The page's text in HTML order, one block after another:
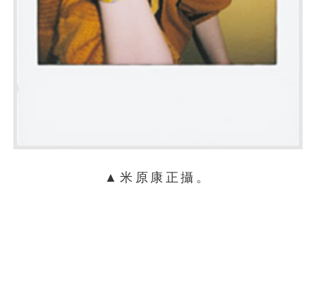
▲米原康正攝。